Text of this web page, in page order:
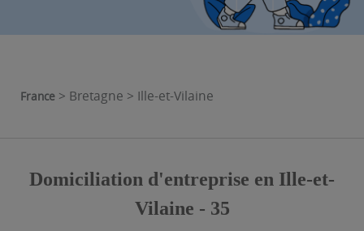
France > Bretagne > Ille-et-Vilaine
Domiciliation d'entreprise en Ille-et-
Vilaine - 35